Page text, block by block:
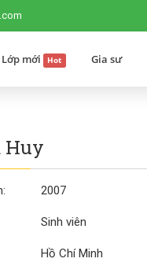
Lớp mới Hot Gia sư
Huy
2007
Sinh viên
Hồ Chí Minh